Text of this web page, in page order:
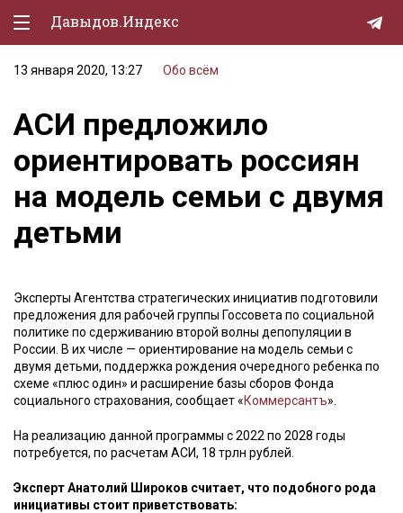
Давыдов.Индекс
Политическая жизнь
Экономика
Природа
Образование
Спорт
Lifestyle
Мурзилка
13 января 2020, 13:27 Обо всём
АСИ предложило
ориентировать россиян
на модель семьи с двумя
детьми
Эксперты Агентства стратегических инициатив подготовили
предложения для рабочей группы Госсовета по социальной
политике по сдерживанию второй волны депопуляции в
России. В их числе — ориентирование на модель семьи с
двумя детьми, поддержка рождения очередного ребенка по
схеме «плюс один» и расширение базы сборов Фонда
социального страхования, сообщает «Коммерсантъ».
На реализацию данной программы с 2022 по 2028 годы
потребуется, по расчетам АСИ, 18 трлн рублей.
Эксперт Анатолий Широков считает, что подобного рода
инициативы стоит приветствовать: